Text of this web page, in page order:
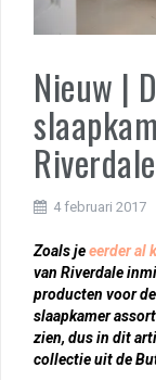
Nieuw |
Riverdale
4 februari 2017
Zoals jeeerder al
van Riverdale
producten voor
slaapkamer
zien, dus in dit
collectie uit de